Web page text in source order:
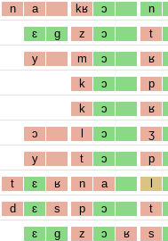
n a kʁ ɔ n
ɛ g z ɔ t
y m ɔ ʁ
k ɔ p
k ɔ ʁ
ɔ l ɔ ʒ
y t ɔ p
t ɛ ʁ n a l
d ɛ s p ɔ t
ɛ g z ɔ ʁ s